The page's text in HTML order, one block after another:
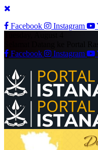
Facebook Instagram
Selamat Datang ke Portal
Facebook
Instagram